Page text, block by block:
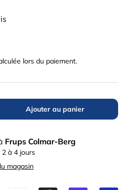
lors du paiement.
la quantité
Ajouter au panier
Frups Colmar-Berg
à 4 jours
magasin